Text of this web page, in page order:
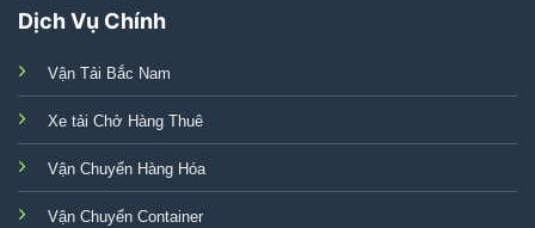
Dịch Vụ Chính
Vận Tải Bắc Nam
Xe tải Chở Hàng Thuê
Vận Chuyển Hàng Hóa
Vận Chuyển Container